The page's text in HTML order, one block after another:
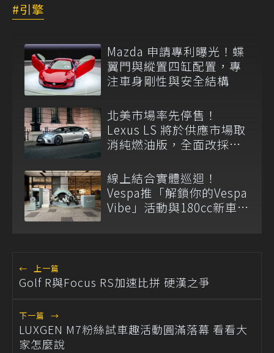
引擎
Mazda 申請專利曝光！蝶
翼門與縱置四缸配置，專
注車身剛性與安全結構
北美市場率先停售！
Lexus LS 將於供應市場取
消純燃油版，全面改採單
線上結合實體巡迴！
Vespa推「解鎖你的Vespa
Vibe」活動與180cc新車全
← 上一篇
Golf R與Focus RS加速比拼 硬漢之爭
下一篇 →
LUXGEN M7粉絲試車趣活動圓滿落幕 看看大
家怎麼說